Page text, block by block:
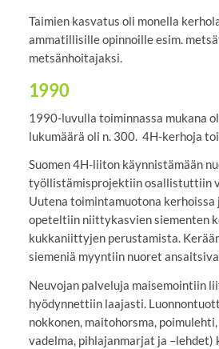
Taimien kasvatus oli monella
ammatillisille opinnoille esim.
metsänhoitajaksi.
1990
1990-luvulla toiminnassa mukana
lukumäärä oli n. 300. 4H-kerhoja
Suomen 4H-liiton käynnistämään
työllistämisprojektiin osallistuttiin
Uutena toimintamuotona kerhoissa
opeteltiin niittykasvien siementen
kukkaniittyjen perustamista.
siemeniä myyntiin nuoret
Neuvojan palveluja maisemointiin
hyödynnettiin laajasti.
nokkonen, maitohorsma,
vadelma, pihlajanmarjat ja